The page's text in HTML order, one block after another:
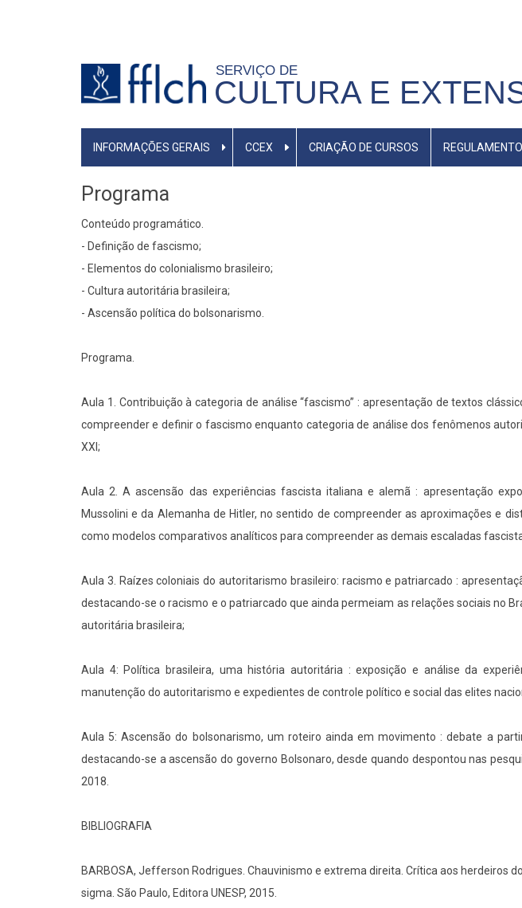
SERVIÇO DE
CULTURA E
MENU
INFORMAÇÕES GERAIS CCEX CRIAÇÃO DE CURSOS REGULAMENTO
Programa
Conteúdo programático.
- Definição de fascismo;
- Elementos do colonialismo brasileiro;
- Cultura autoritária brasileira;
- Ascensão política do bolsonarismo.
Programa.
Aula 1. Contribuição à categoria de análise “fascismo” : apresentação de textos
compreender e definir o fascismo enquanto categoria de análise dos fenômenos
XXI;
Aula 2. A ascensão das experiências fascista italiana e alemã : apresentação
Mussolini e da Alemanha de Hitler, no sentido de compreender as aproximações e
como modelos comparativos analíticos para compreender as demais escaladas
Aula 3. Raízes coloniais do autoritarismo brasileiro: racismo e patriarcado :
destacando-se o racismo e o patriarcado que ainda permeiam as relações sociais no
autoritária brasileira;
Aula 4: Política brasileira, uma história autoritária : exposição e análise da
manutenção do autoritarismo e expedientes de controle político e social das elites
Aula 5: Ascensão do bolsonarismo, um roteiro ainda em movimento : debate a
destacando-se a ascensão do governo Bolsonaro, desde quando despontou nas
2018.
BIBLIOGRAFIA
BARBOSA, Jefferson Rodrigues. Chauvinismo e extrema direita. Crítica aos herdeiros do
sigma. São Paulo, Editora UNESP, 2015.